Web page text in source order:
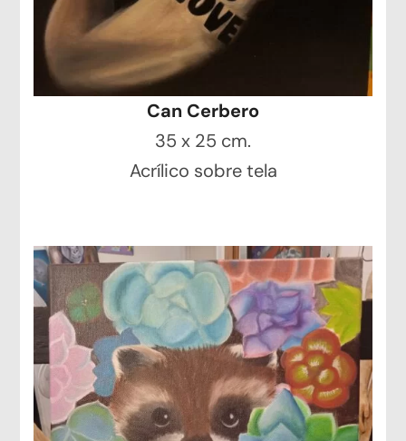
Can Cerbero
35 x 25 cm.
Acrílico sobre tela